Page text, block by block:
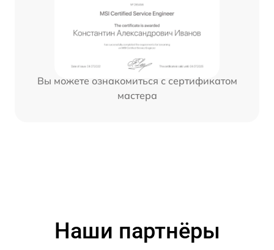
Вы можете ознакомиться с сертификатом
мастера
Наши партнёры